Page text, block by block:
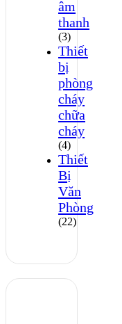
âm
thanh
(3)
Thiết
bị
phòng
cháy
chữa
cháy
(4)
Thiết
Bị
Văn
Phòng
(22)